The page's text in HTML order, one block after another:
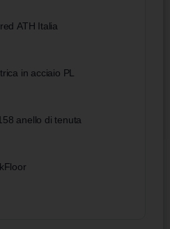
ATH Italia
in acciaio PL
anello di tenuta